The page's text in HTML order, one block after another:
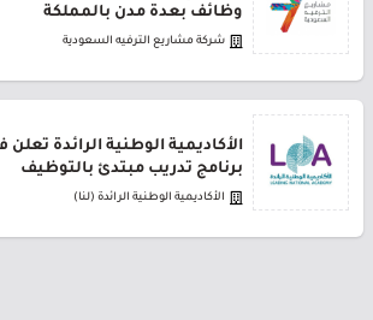
وظائف بعدة مدن بالمملكة
شركة مشاريع الترفيه السعودية
الأكاديمية الوطنية الرائدة
برنامج تدريب مبتدئ بالتوظيف
الأكاديمية الوطنية الرائدة (لنا)